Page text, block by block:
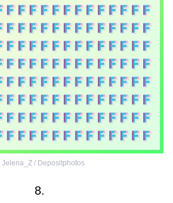
Jelena_Z / Depositphotos
8.